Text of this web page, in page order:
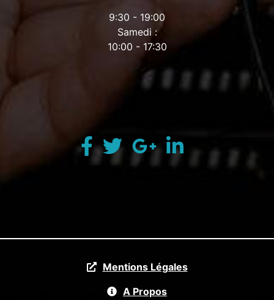
9:30 - 19:00
Samedi :
10:00 - 17:30
Mentions Légales
A Propos